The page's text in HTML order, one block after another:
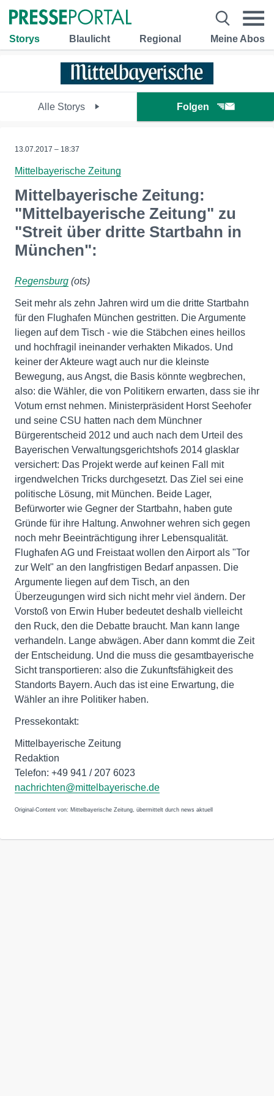
Storys Blaulicht Regional Meine Abos
Alle Storys Folgen
13.07.2017 – 18:37
Mittelbayerische Zeitung
Mittelbayerische Zeitung:
"Mittelbayerische Zeitung" zu
"Streit über dritte Startbahn in
München":
Regensburg (ots)
Seit mehr als zehn Jahren wird um die dritte Startbahn
für den Flughafen München gestritten. Die Argumente
liegen auf dem Tisch - wie die Stäbchen eines heillos
und hochfragil ineinander verhakten Mikados. Und
keiner der Akteure wagt auch nur die kleinste
Bewegung, aus Angst, die Basis könnte wegbrechen,
also: die Wähler, die von Politikern erwarten, dass sie ihr
Votum ernst nehmen. Ministerpräsident Horst Seehofer
und seine CSU hatten nach dem Münchner
Bürgerentscheid 2012 und auch nach dem Urteil des
Bayerischen Verwaltungsgerichtshofs 2014 glasklar
versichert: Das Projekt werde auf keinen Fall mit
irgendwelchen Tricks durchgesetzt. Das Ziel sei eine
politische Lösung, mit München. Beide Lager,
Befürworter wie Gegner der Startbahn, haben gute
Gründe für ihre Haltung. Anwohner wehren sich gegen
noch mehr Beeinträchtigung ihrer Lebensqualität.
Flughafen AG und Freistaat wollen den Airport als "Tor
zur Welt" an den langfristigen Bedarf anpassen. Die
Argumente liegen auf dem Tisch, an den
Überzeugungen wird sich nicht mehr viel ändern. Der
Vorstoß von Erwin Huber bedeutet deshalb vielleicht
den Ruck, den die Debatte braucht. Man kann lange
verhandeln. Lange abwägen. Aber dann kommt die Zeit
der Entscheidung. Und die muss die gesamtbayerische
Sicht transportieren: also die Zukunftsfähigkeit des
Standorts Bayern. Auch das ist eine Erwartung, die
Wähler an ihre Politiker haben.
Pressekontakt:
Mittelbayerische Zeitung
Redaktion
Telefon: +49 941 / 207 6023
nachrichten@mittelbayerische.de
Original-Content von: Mittelbayerische Zeitung, übermittelt durch news aktuell